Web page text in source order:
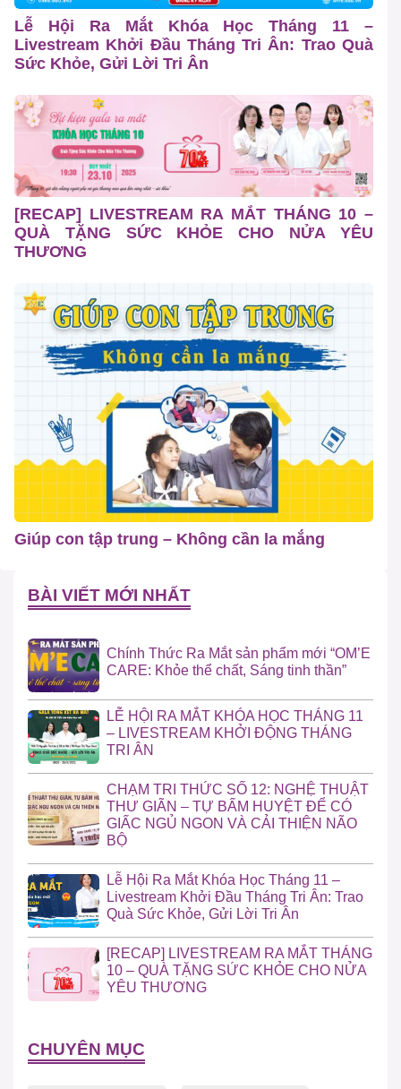
Lễ Hội Ra Mắt Khóa Học Tháng 11 –
Livestream Khởi Đầu Tháng Tri Ân: Trao Quà
Sức Khỏe, Gửi Lời Tri Ân
[RECAP] LIVESTREAM RA MẮT THÁNG 10 –
QUÀ TẶNG SỨC KHỎE CHO NỬA YÊU
THƯƠNG
Giúp con tập trung – Không cần la mắng
BÀI VIẾT MỚI NHẤT
Chính Thức Ra Mắt sản phẩm mới “OM’E
CARE: Khỏe thể chất, Sáng tinh thần”
LỄ HỘI RA MẮT KHÓA HỌC THÁNG 11
– LIVESTREAM KHỞI ĐỘNG THÁNG
TRI ÂN
CHẠM TRI THỨC SỐ 12: NGHỆ THUẬT
THƯ GIÃN – TỰ BẤM HUYỆT ĐỂ CÓ
GIẤC NGỦ NGON VÀ CẢI THIỆN NÃO
BỘ
Lễ Hội Ra Mắt Khóa Học Tháng 11 –
Livestream Khởi Đầu Tháng Tri Ân: Trao
Quà Sức Khỏe, Gửi Lời Tri Ân
[RECAP] LIVESTREAM RA MẮT THÁNG
10 – QUÀ TẶNG SỨC KHỎE CHO NỬA
YÊU THƯƠNG
CHUYÊN MỤC